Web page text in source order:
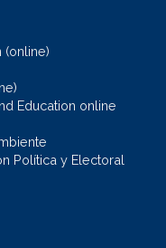
(online)
Education online
Política y Electoral